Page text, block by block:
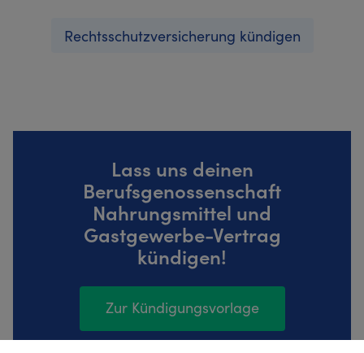
Rechtsschutzversicherung kündigen
Lass uns deinen
Berufsgenossenschaft
Nahrungsmittel und
Gastgewerbe-Vertrag
kündigen!
Zur Kündigungsvorlage